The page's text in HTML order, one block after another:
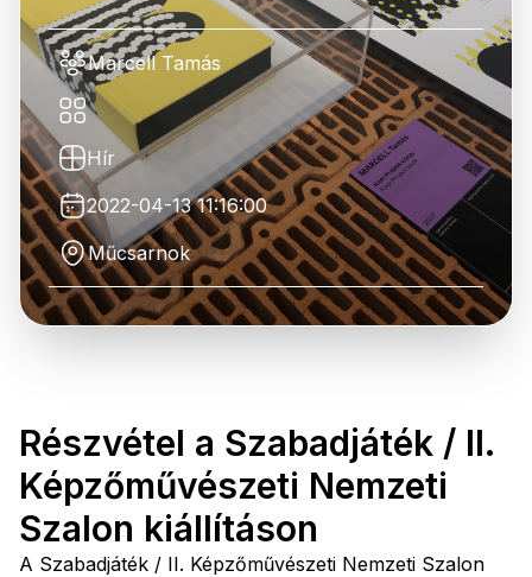
Marcell Tamás
Hír
2022-04-13 11:16:00
Műcsarnok
Részvétel a Szabadjáték / II.
Képzőművészeti Nemzeti
Szalon kiállításon
A Szabadjáték / II. Képzőművészeti Nemzeti Szalon